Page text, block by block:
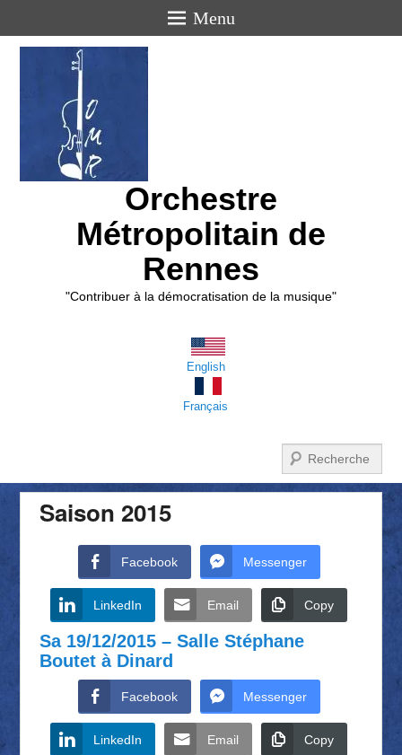
Menu
Orchestre
Métropolitain de
Rennes
"Contribuer à la démocratisation de la musique"
English
Français
Saison 2015
Facebook Messenger
LinkedIn Email Copy
Sa 19/12/2015 – Salle Stéphane
Boutet à Dinard
Facebook Messenger
LinkedIn Email Copy